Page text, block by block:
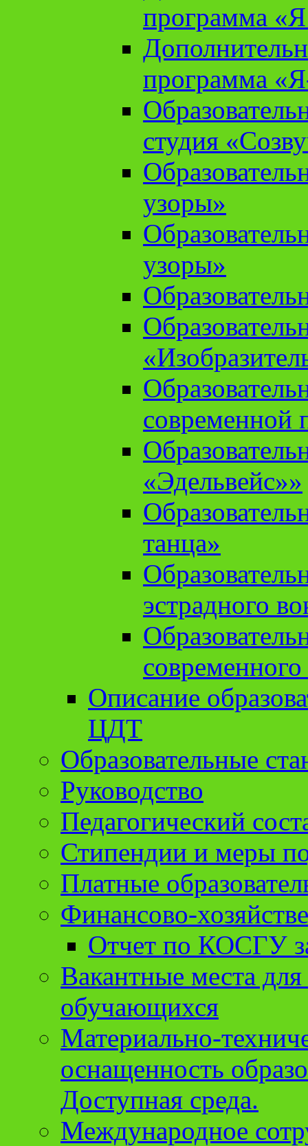
программа «Я
программа
студия
узоры»
узоры»
современной
«Эдельвейс»»
танца»
эстрадного
Описание
ЦДТ
Образовательные
Руководство
Педагогический
Стипендии и меры
Платные
Финансово-
Отчет по КОСГУ
Вакантные места
обучающихся
Материально-
оснащенность
Доступная среда.
Международное